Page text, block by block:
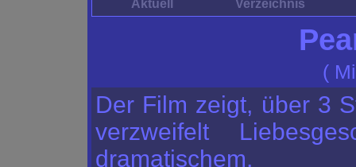
Aktuell
Verzeichnis
(
Der Film zeigt, über 3
verzweifelt
dramatischem,